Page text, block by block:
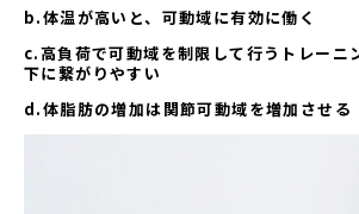
b.体温が高いと、可動域に有効に働く
c.高負荷で可動域を制限して行うトレーニ
下に繋がりやすい
d.体脂肪の増加は関節可動域を増加させる